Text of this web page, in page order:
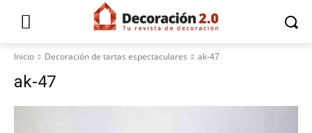
Inicio Decoración de tartas espectaculares ak-47
ak-47